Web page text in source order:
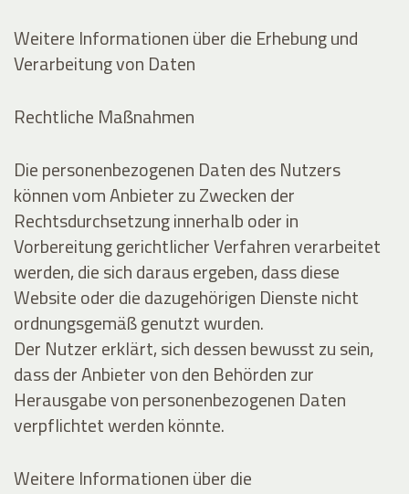
Weitere Informationen über die Erhebung und
Verarbeitung von Daten
Rechtliche Maßnahmen
Die personenbezogenen Daten des Nutzers
können vom Anbieter zu Zwecken der
Rechtsdurchsetzung innerhalb oder in
Vorbereitung gerichtlicher Verfahren verarbeitet
werden, die sich daraus ergeben, dass diese
Website oder die dazugehörigen Dienste nicht
ordnungsgemäß genutzt wurden.
Der Nutzer erklärt, sich dessen bewusst zu sein,
dass der Anbieter von den Behörden zur
Herausgabe von personenbezogenen Daten
verpflichtet werden könnte.
Weitere Informationen über die